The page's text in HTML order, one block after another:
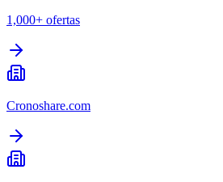
1,000+ ofertas
Cronoshare.com